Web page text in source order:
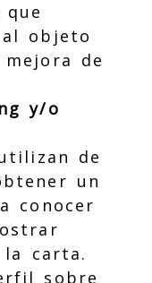
objeto
de
y/o
de
un
conocer
carta.
sobre